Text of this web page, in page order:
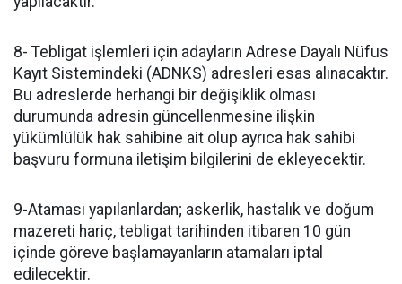
8- Tebligat işlemleri için adayların Adrese Dayalı Nüfus
Kayıt Sistemindeki (ADNKS) adresleri esas alınacaktır.
Bu adreslerde herhangi bir değişiklik olması
durumunda adresin güncellenmesine ilişkin
yükümlülük hak sahibine ait olup ayrıca hak sahibi
başvuru formuna iletişim bilgilerini de ekleyecektir.
9-Ataması yapılanlardan; askerlik, hastalık ve doğum
mazereti hariç, tebligat tarihinden itibaren 10 gün
içinde göreve başlamayanların atamaları iptal
edilecektir.